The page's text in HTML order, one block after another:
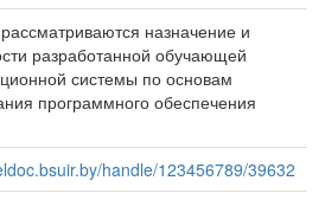
назначение и
разработанной обучающей
системы по основам
программного обеспечения
handle/123456789/39632